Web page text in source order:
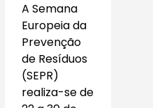
A Semana
Europeia da
Prevenção
de Resíduos
(SEPR)
realiza-se de